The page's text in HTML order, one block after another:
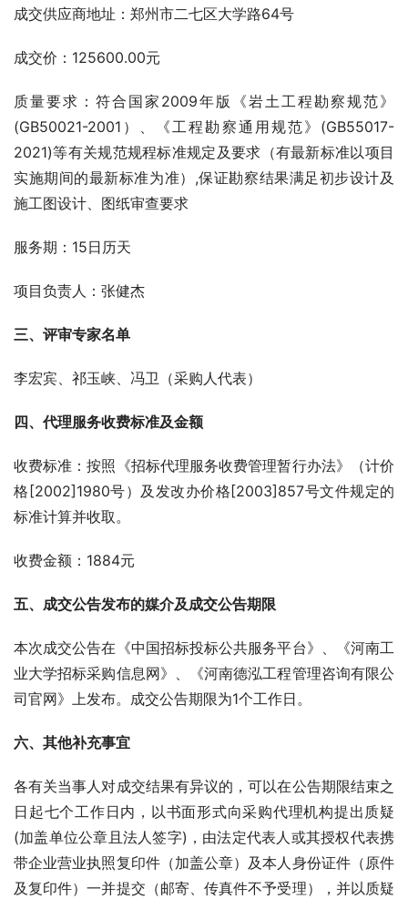
成交供应商地址：郑州市二七区大学路64号
成交价：125600.00元
质量要求：符合国家2009年版《岩土工程勘察规范》
(GB50021-2001）、《工程勘察通用规范》(GB55017-
2021)等有关规范规程标准规定及要求（有最新标准以项目
实施期间的最新标准为准）,保证勘察结果满足初步设计及
施工图设计、图纸审查要求
服务期：15日历天
项目负责人：张健杰
三、评审专家名单
李宏宾、祁玉峡、冯卫（采购人代表）
四、代理服务收费标准及金额
收费标准：按照《招标代理服务收费管理暂行办法》（计价
格[2002]1980号）及发改办价格[2003]857号文件规定的
标准计算并收取。
收费金额：1884元
五、成交公告发布的媒介及成交公告期限
本次成交公告在《中国招标投标公共服务平台》、《河南工
业大学招标采购信息网》、《河南德泓工程管理咨询有限公
司官网》上发布。成交公告期限为1个工作日。
六、其他补充事宜
各有关当事人对成交结果有异议的，可以在公告期限结束之
日起七个工作日内，以书面形式向采购代理机构提出质疑
(加盖单位公章且法人签字)，由法定代表人或其授权代表携
带企业营业执照复印件（加盖公章）及本人身份证件（原件
及复印件）一并提交（邮寄、传真件不予受理），并以质疑